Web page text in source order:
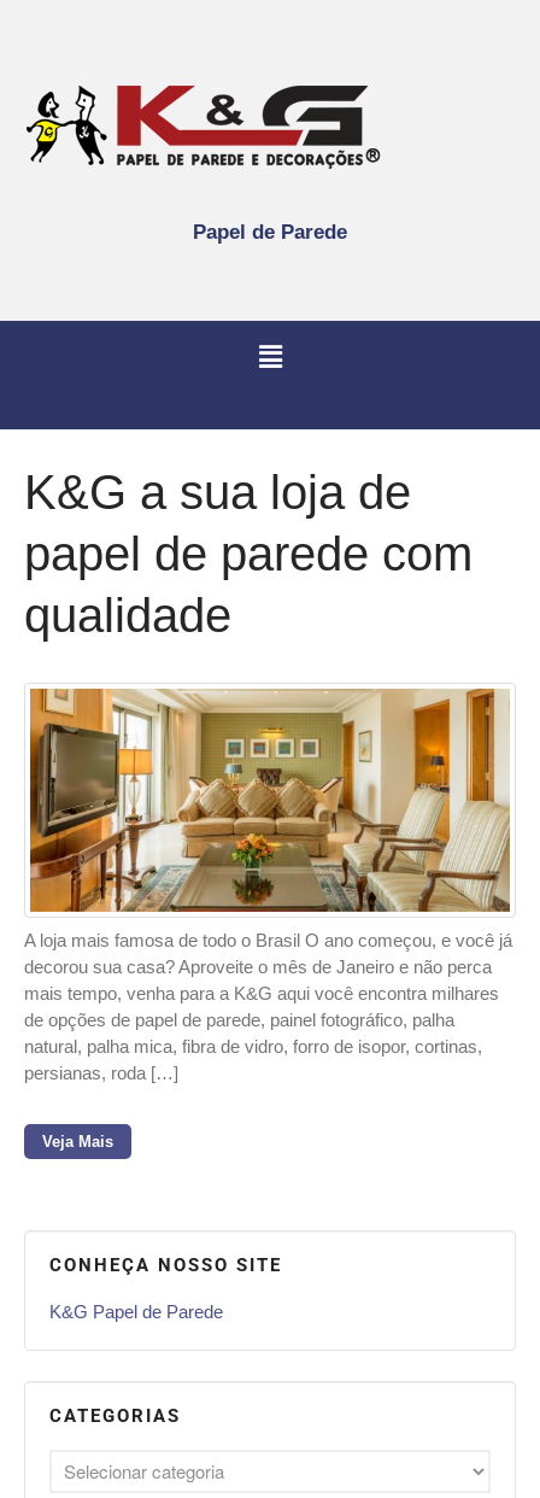
Papel de Parede
K&G a sua loja de
papel de parede com
qualidade
A loja mais famosa de todo o Brasil O ano começou, e você já
decorou sua casa? Aproveite o mês de Janeiro e não perca
mais tempo, venha para a K&G aqui você encontra milhares
de opções de papel de parede, painel fotográfico, palha
natural, palha mica, fibra de vidro, forro de isopor, cortinas,
persianas, roda […]
Veja Mais
CONHEÇA NOSSO SITE
K&G Papel de Parede
CATEGORIAS